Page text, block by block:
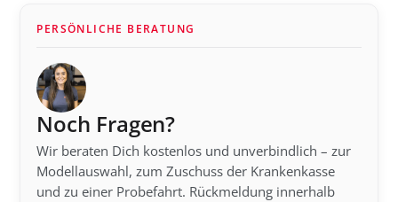
PERSÖNLICHE BERATUNG
Noch Fragen?
Wir beraten Dich kostenlos und unverbindlich – zur
Modellauswahl, zum Zuschuss der Krankenkasse
und zu einer Probefahrt. Rückmeldung innerhalb